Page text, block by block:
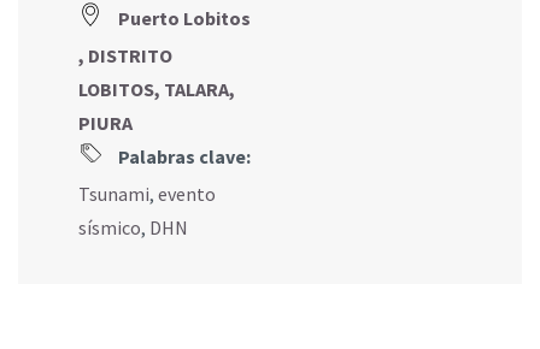
Puerto Lobitos
, DISTRITO
LOBITOS, TALARA,
PIURA
Palabras clave:
Tsunami, evento
sísmico, DHN